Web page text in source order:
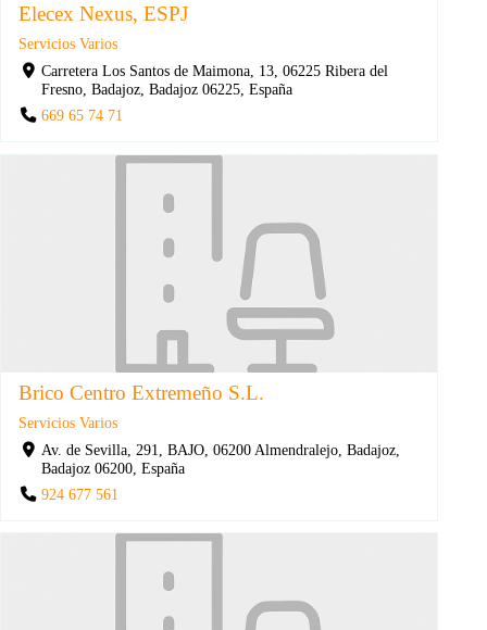
Elecex Nexus, ESPJ
Servicios Varios
Carretera Los Santos de Maimona, 13, 06225 Ribera del
Fresno, Badajoz, Badajoz 06225, España
669 65 74 71
Brico Centro Extremeño S.L.
Servicios Varios
Av. de Sevilla, 291, BAJO, 06200 Almendralejo, Badajoz,
Badajoz 06200, España
924 677 561